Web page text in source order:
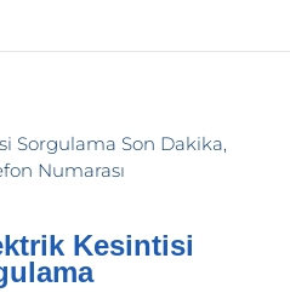
Kesintisi